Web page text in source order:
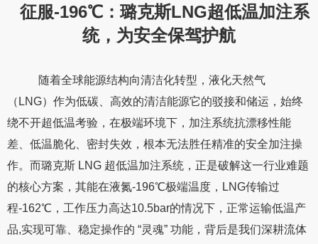
征服-196℃：璐克斯LNG超低温加注系
统，为安全保驾护航
随着全球能源结构向清洁化转型，液化天然气
（LNG）作为低碳、高效的清洁能源它的驳接和储运，始终
绕不开超低温考验，在极端环境下，加注系统抗漂移性能
差、低温脆化、密封失效，根本无法胜任精准的安全加注操
作。而璐克斯 LNG 超低温加注系统，正是破解这一行业难题
的核心方案，其能在液氮-196℃极端温度，LNG传输过
程-162℃，工作压力高达10.5bar的情况下，正常运输低温产
品,实现可靠、稳定操作的 “灵魂” 功能，背后是我们深耕流体